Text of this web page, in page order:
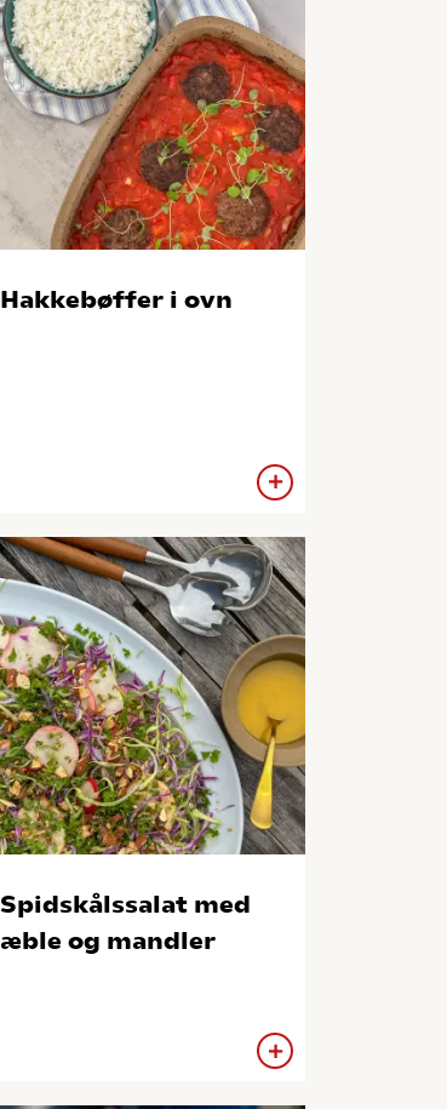
Hakkebøffer i ovn
Spidskålssalat med
æble og mandler